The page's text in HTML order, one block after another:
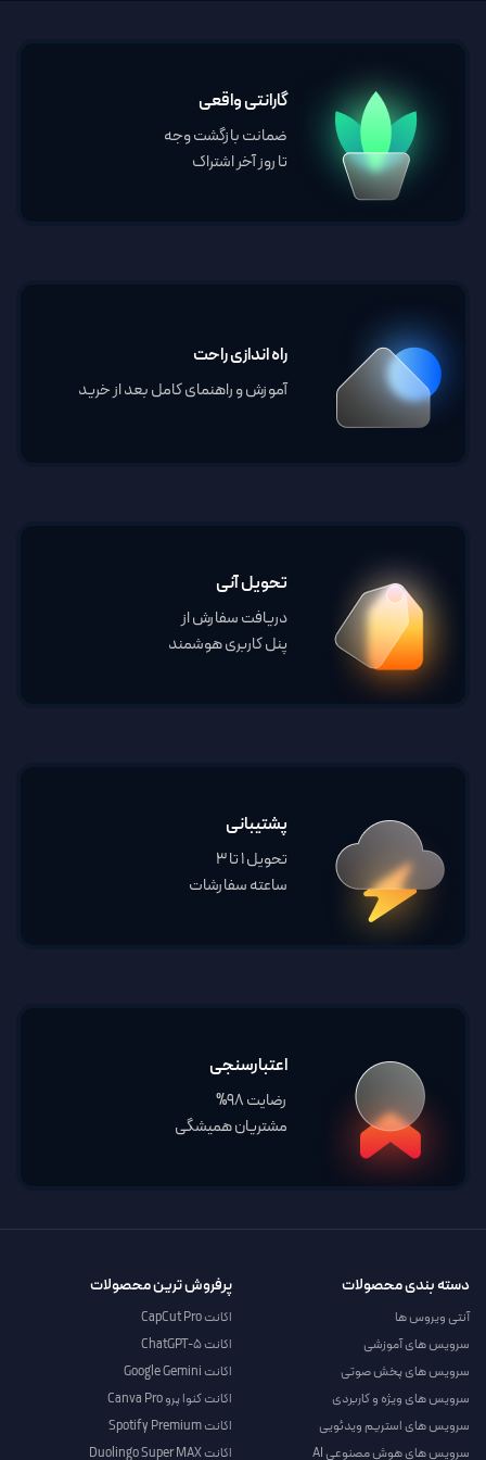
گارانتی واقعی
ضمانت بازگشت وجه
تا روز آخر اشتراک
راه اندازی راحت
آموزش و راهنمای کامل بعد از خرید
تحویل آنی
دریافت سفارش از
پنل کاربری هوشمند
پشتیبانی
تحویل 1 تا 3
ساعته سفارشات
اعتبارسنجی
رضایت 98%
مشتریان همیشگی
دسته بندی محصولات
آنتی ویروس ها
سرویس های آموزشی
سرویس های پخش صوتی
سرویس های ویژه و کاربردی
سرویس های استریم ویدئویی
سرویس های هوش مصنوعی AI
پرفروش ترین محصولات
اکانت CapCut Pro
اکانت ChatGPT-5
اکانت Google Gemini
اکانت کنوا پرو Canva Pro
اکانت Spotify Premium
اکانت Duolingo Super MAX